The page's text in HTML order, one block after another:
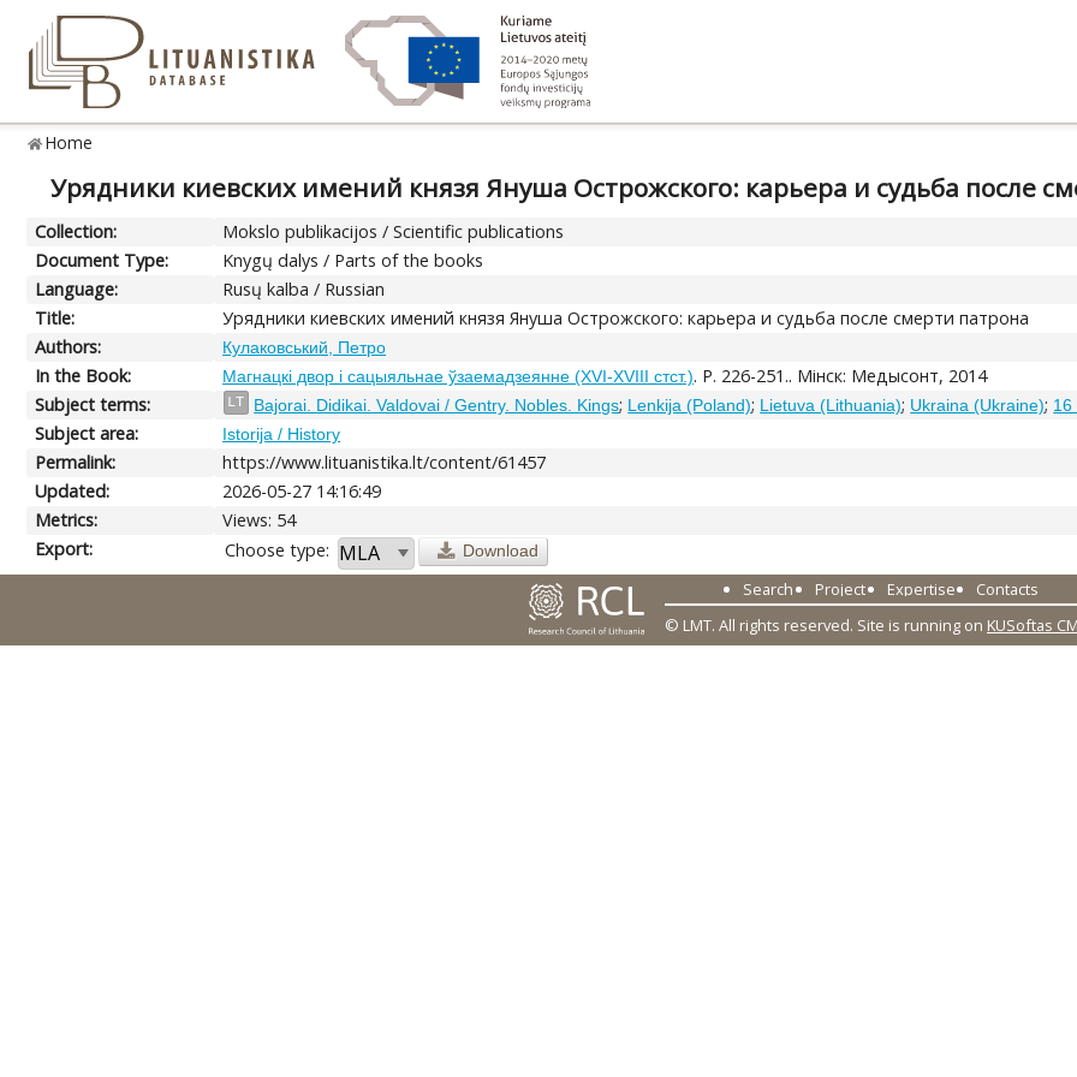
Home
Урядники киевских имений князя Януша Острожского: карьера и судьба после
Collection:
Mokslo publikacijos / Scientific publications
Document Type:
Knygų dalys / Parts of the books
Language:
Rusų kalba / Russian
Title:
Урядники киевских имений князя Януша Острожского: карьера и судьба после смерти патрона
Authors:
Кулаковський, Петро
In the Book: Магнацкі двор і сацыяльнае ўзаемадзеянне (XVI-XVIII стст.). P. 226-251.. Мінск: Медысонт, 2014
Subject terms:
LT Bajorai. Didikai. Valdovai / Gentry. Nobles. Kings; Lenkija (Poland); Lietuva (Lithuania); Ukraina (Ukraine); 16
Subject area: Istorija / History
Permalink:
https://www.lituanistika.lt/content/61457
Updated:
2026-05-27 14:16:49
Metrics:
Views: 54
Export:
Choose type: Download
Search Project Expertise
Contacts
© LMT. All rights reserved. Site is running on KUSoftas